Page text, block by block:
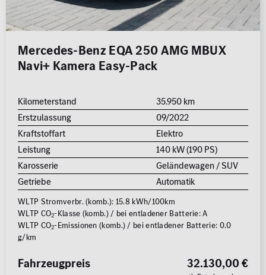
Mercedes-Benz EQA 250 AMG MBUX
Navi+ Kamera Easy-Pack
Kilometerstand
35.950 km
Erstzulassung
09/2022
Kraftstoffart
Elektro
Leistung
140 kW (190 PS)
Karosserie
Geländewagen / SUV
Getriebe
Automatik
WLTP Stromverbr. (komb.): 15.8 kWh/100km
WLTP CO2-Klasse (komb.) / bei entladener Batterie: A
WLTP CO2-Emissionen (komb.) / bei entladener Batterie: 0.0
g/km
32.130,00 €
Fahrzeugpreis